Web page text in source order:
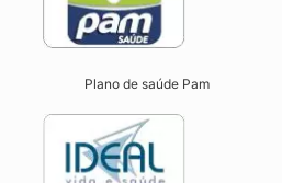
Plano de saúde Pam